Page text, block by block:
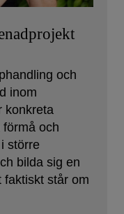
och
inom
konkreta
och
större
bilda sig en
faktiskt står om